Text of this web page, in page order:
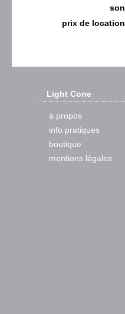
son
prix de location
Light Cone
à propos
info pratiques
boutique
mentions légales